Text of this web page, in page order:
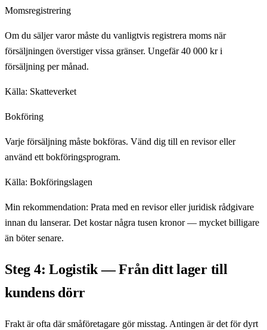
Momsregistrering
Om du säljer varor måste du vanligtvis registrera moms när
försäljningen överstiger vissa gränser. Ungefär 40 000 kr i
försäljning per månad.
Källa: Skatteverket
Bokföring
Varje försäljning måste bokföras. Vänd dig till en revisor eller
använd ett bokföringsprogram.
Källa: Bokföringslagen
Min rekommendation: Prata med en revisor eller juridisk rådgivare
innan du lanserar. Det kostar några tusen kronor — mycket billigare
än böter senare.
Steg 4: Logistik — Från ditt lager till
kundens dörr
Frakt är ofta där småföretagare gör misstag. Antingen är det för dyrt